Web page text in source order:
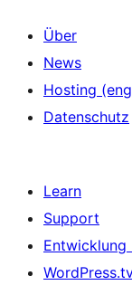
Über
News
Hosting
Datenschutz
Learn
Support
Entwicklung